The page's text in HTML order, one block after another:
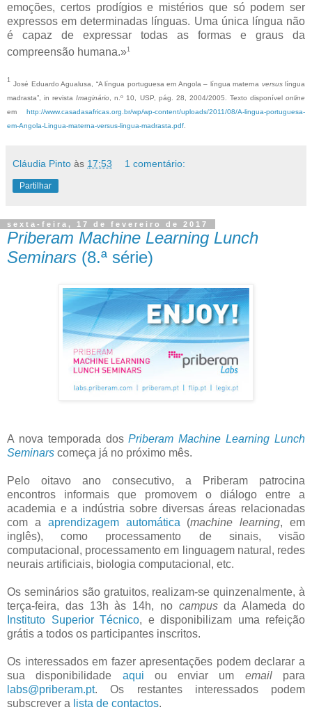
emoções, certos prodígios e mistérios que só podem ser
expressos em determinadas línguas. Uma única língua não
é capaz de expressar todas as formas e graus da
compreensão humana.»1
1
José Eduardo Agualusa, “A língua portuguesa em Angola – língua materna versuslíngua
madrasta”, in revistaImaginário , n.º 10, USP, pág. 28, 2004/2005. Texto disponível online
em http://www.casadasafricas.org.br/wp/wp-content/uploads/2011/08/A-lingua-portuguesa-
em-Angola-Lingua-materna-versus-lingua-madrasta.pdf
Cláudia Pinto às 17:53 1 comentário:
Partilhar
sexta-feira, 17 de fevereiro de 2017
Priberam Machine Learning Lunch
Seminars (8.ª série)
A nova temporada dosPriberam Machine Learning Lunch
Seminars começa já no próximo mês.
Pelo oitavo ano consecutivo, a Priberam patrocina
encontros informais que promovem o diálogo entre a
academia e a indústria sobre diversas áreas relacionadas
com a aprendizagem automática (machine learning, em
inglês), como processamento de sinais, visão
computacional, processamento em linguagem natural, redes
neurais artificiais, biologia computacional, etc.
Os seminários são gratuitos, realizam-se quinzenalmente, à
terça-feira, das 13h às 14h, no campusda Alameda do
Instituto Superior Técnico, e disponibilizam uma refeição
grátis a todos os participantes inscritos.
Os interessados em fazer apresentações podem declarar a
sua disponibilidade aqui ou enviar um emailpara
labs@priberam.pt. Os restantes interessados podem
subscrever a lista de contactos.